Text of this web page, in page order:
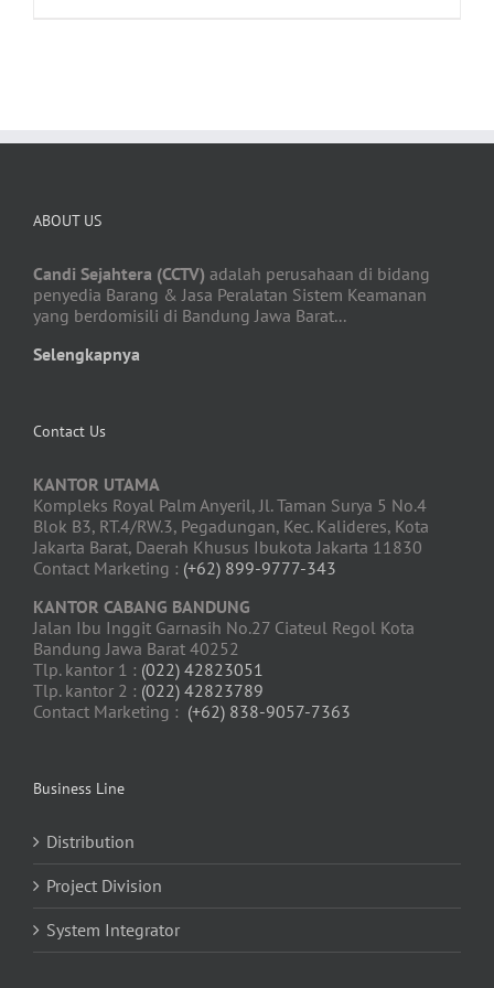
ABOUT US
Candi Sejahtera (CCTV) adalah perusahaan di bidang
penyedia Barang & Jasa Peralatan Sistem Keamanan
yang berdomisili di Bandung Jawa Barat...
Selengkapnya
Contact Us
KANTOR UTAMA
Kompleks Royal Palm Anyeril, Jl. Taman Surya 5 No.4
Blok B3, RT.4/RW.3, Pegadungan, Kec. Kalideres, Kota
Jakarta Barat, Daerah Khusus Ibukota Jakarta 11830
Contact Marketing : (+62) 899-9777-343
KANTOR CABANG BANDUNG
Jalan Ibu Inggit Garnasih No.27 Ciateul Regol Kota
Bandung Jawa Barat 40252
Tlp. kantor 1 : (022) 42823051
Tlp. kantor 2 : (022) 42823789
Contact Marketing : (+62) 838-9057-7363
Business Line
Distribution
Project Division
System Integrator